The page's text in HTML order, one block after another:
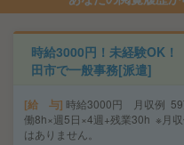
時給3000円！未経験OK！
田市で一般事務[派遣]
給 与 時給3000円 月収例 59
働8h×週5日×4週+残業30h ※月
はありません。